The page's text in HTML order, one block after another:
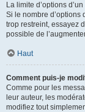
La limite d’options
Si le nombre d’options
trop restreint, essayez
possible de
Haut
Comment puis-je
Comme pour les
leur auteur, les
modifiez tout